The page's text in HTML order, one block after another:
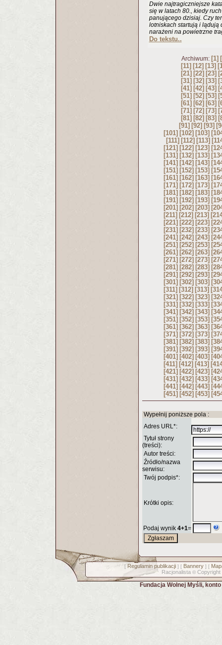
Dwie najtragiczniejsze
się w latach 80., kiedy
panującego dzisiaj. Czy
lotniskach startują i lądują
narażeni na powietrzne
Do tekstu..
Archiwum: [1]
[11] [12] [13]
[21] [22] [23]
[31] [32] [33]
[41] [42] [43]
[51] [52] [53]
[61] [62] [63]
[71] [72] [73]
[81] [82] [83]
[91] [92] [93]
[101] [102] [103]
[111] [112] [113]
[121] [122] [123]
[131] [132] [133]
[141] [142] [143]
[151] [152] [153]
[161] [162] [163]
[171] [172] [173]
[181] [182] [183]
[191] [192] [193]
[201] [202] [203]
[211] [212] [213]
[221] [222] [223]
[231] [232] [233]
[241] [242] [243]
[251] [252] [253]
[261] [262] [263]
[271] [272] [273]
[281] [282] [283]
[291] [292] [293]
[301] [302] [303]
[311] [312] [313]
[321] [322] [323]
[331] [332] [333]
[341] [342] [343]
[351] [352] [353]
[361] [362] [363]
[371] [372] [373]
[381] [382] [383]
[391] [392] [393]
[401] [402] [403]
[411] [412] [413]
[421] [422] [423]
[431] [432] [433]
[441] [442] [443]
[451] [452] [453]
Wypełnij poniższe pola :
Adres URL*:
Tytuł strony
(treści):
Autor treści:
Źródło/nazwa
serwisu:
Twój podpis*:
Krótki opis:
Podaj wynik 4+1=
[ Regulamin publikacji] [ Bannery] [
Racjonalista © Copyright
Fundacja Wolnej Myśli,